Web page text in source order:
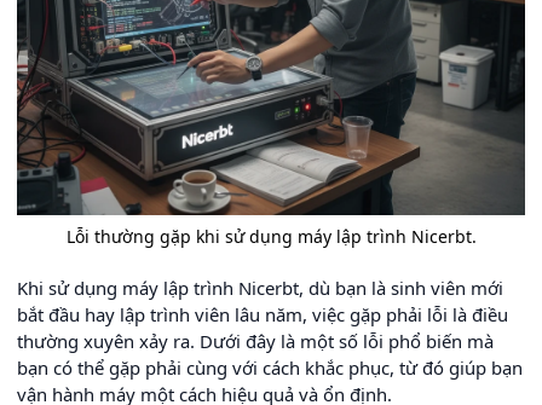
Lỗi thường gặp khi sử dụng máy lập trình Nicerbt.
Khi sử dụng máy lập trình Nicerbt, dù bạn là sinh viên mới
bắt đầu hay lập trình viên lâu năm, việc gặp phải lỗi là điều
thường xuyên xảy ra. Dưới đây là một số lỗi phổ biến mà
bạn có thể gặp phải cùng với cách khắc phục, từ đó giúp bạn
vận hành máy một cách hiệu quả và ổn định.